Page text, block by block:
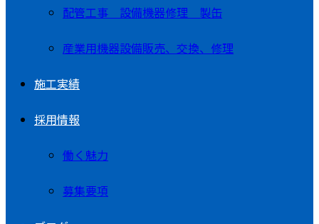
配管工事 設備機器修理 製缶
産業用機器設備販売、交換、修理
施工実績
採用情報
働く魅力
募集要項